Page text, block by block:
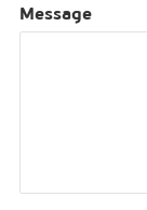
Message